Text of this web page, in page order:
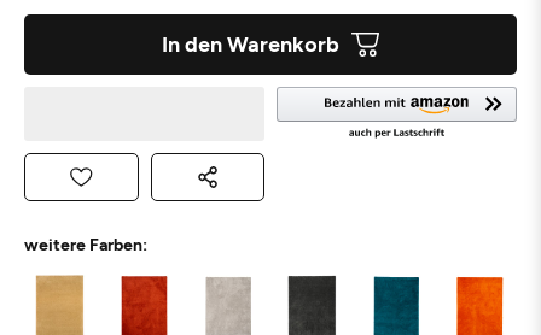
In den Warenkorb
weitere Farben: